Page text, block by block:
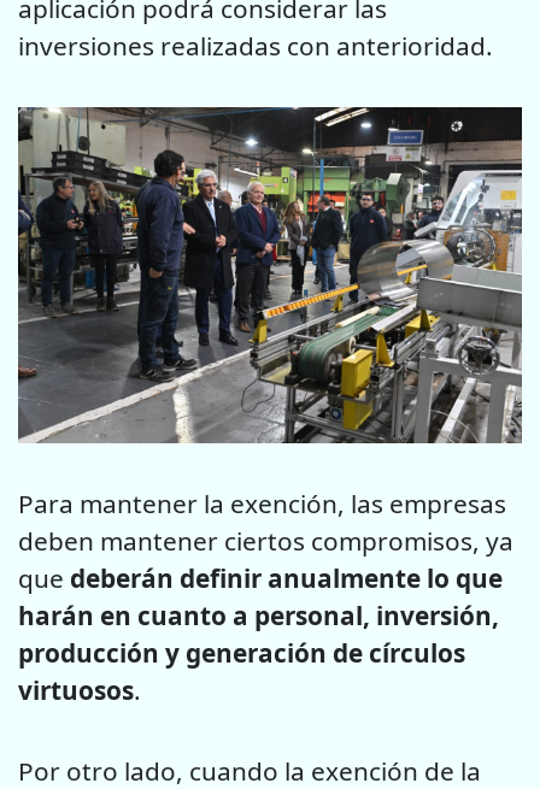
aplicación podrá considerar las
inversiones realizadas con anterioridad.
Para mantener la exención, las empresas
deben mantener ciertos compromisos, ya
que deberán definir anualmente lo que
harán en cuanto a personal, inversión,
producción y generación de círculos
virtuosos.
Por otro lado, cuando la exención de la